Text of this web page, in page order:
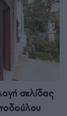
σελίδας